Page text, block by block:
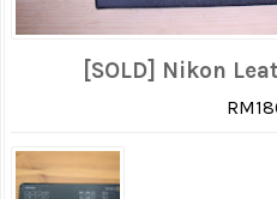
[SOLD] Nikon